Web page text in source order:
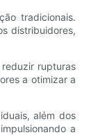
tradicionais.
distribuidores,
rupturas
a otimizar a
além dos
a